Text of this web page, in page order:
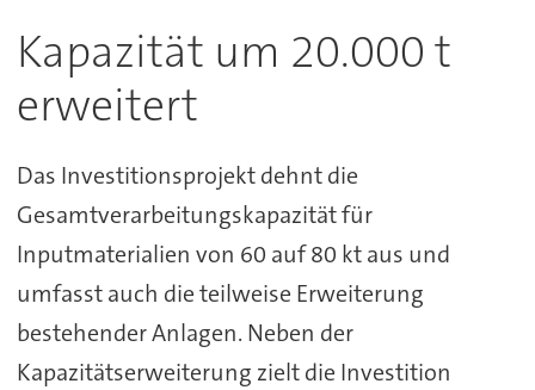
Kapazität um 20.000 t
erweitert
Das Investitionsprojekt dehnt die
Gesamtverarbeitungskapazität für
Inputmaterialien von 60 auf 80 kt aus und
umfasst auch die teilweise Erweiterung
bestehender Anlagen. Neben der
Kapazitätserweiterung zielt die Investition